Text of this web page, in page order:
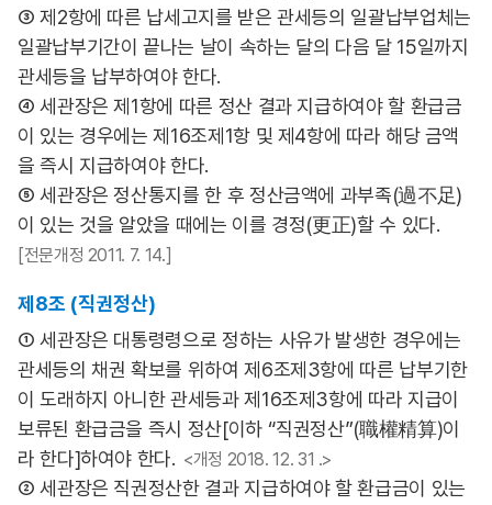
③ 제2항에 따른 납세고지를 받은 관세등의 일괄납부업체는
일괄납부기간이 끝나는 날이 속하는 달의 다음 달 15일까지
관세등을 납부하여야 한다.
④ 세관장은 제1항에 따른 정산 결과 지급하여야 할 환급금
이 있는 경우에는 제16조제1항 및 제4항에 따라 해당 금액
을 즉시 지급하여야 한다.
⑤ 세관장은 정산통지를 한 후 정산금액에 과부족(過不足)
이 있는 것을 알았을 때에는 이를 경정(更正)할 수 있다.
[전문개정 2011. 7. 14.]
제8조 (직권정산)
① 세관장은 대통령령으로 정하는 사유가 발생한 경우에는
관세등의 채권 확보를 위하여 제6조제3항에 따른 납부기한
이 도래하지 아니한 관세등과 제16조제3항에 따라 지급이
보류된 환급금을 즉시 정산[이하 “직권정산”(職權精算)이
라 한다]하여야 한다. <개정 2018. 12. 31 .>
② 세관장은 직권정산한 결과 지급하여야 할 환급금이 있는